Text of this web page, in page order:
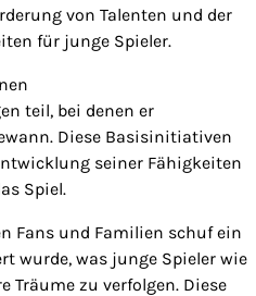
von Talenten und der
für junge Spieler.
teil, bei denen er
Diese Basisinitiativen
seiner Fähigkeiten
Spiel.
Fans und Familien schuf ein
wurde, was junge Spieler wie
Träume zu verfolgen. Diese